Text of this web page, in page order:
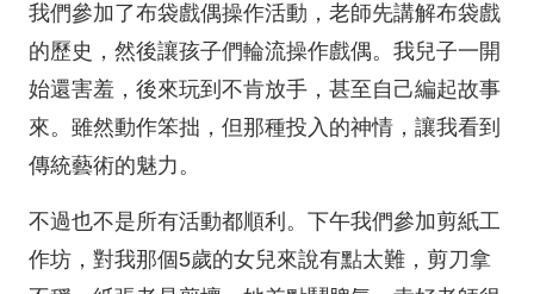
我們參加了布袋戲偶操作活動，老師先講解布袋戲
的歷史，然後讓孩子們輪流操作戲偶。我兒子一開
始還害羞，後來玩到不肯放手，甚至自己編起故事
來。雖然動作笨拙，但那種投入的神情，讓我看到
傳統藝術的魅力。
不過也不是所有活動都順利。下午我們參加剪紙工
作坊，對我那個5歲的女兒來說有點太難，剪刀拿